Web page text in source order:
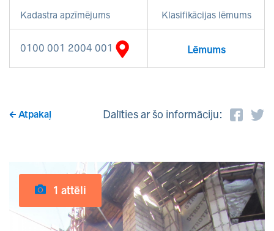
Kadastra apzīmējums Klasifikācijas lēmums
0100 001 2004 001 Lēmums
Atpakaļ Dalīties ar šo informāciju:
1 attēli